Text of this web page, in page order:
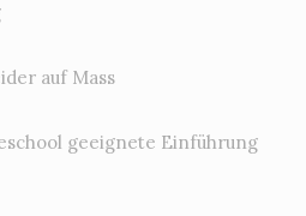
auf Mass
geeignete Einführung